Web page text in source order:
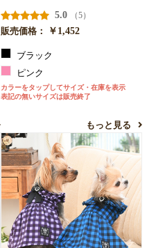
5.0
（5）
販売価格：
￥1,452
ブラック
ピンク
カラーをタップしてサイズ・在庫を表示
表記の無いサイズは販売終了
もっと見る